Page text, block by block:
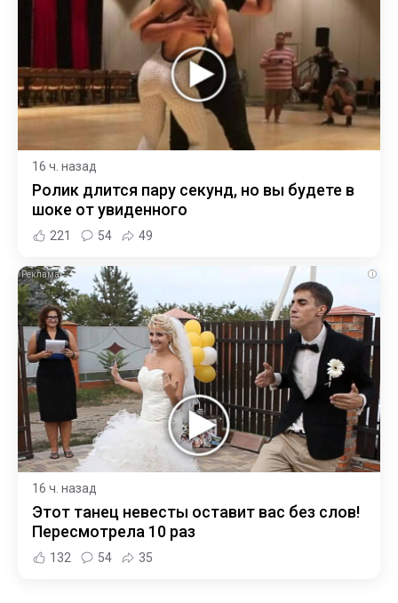
16 ч. назад
Ролик длится пару секунд, но вы будете в
шоке от увиденного
221 54 49
i
16 ч. назад
Этот танец невесты оставит вас без слов!
Пересмотрела 10 раз
132 54 35